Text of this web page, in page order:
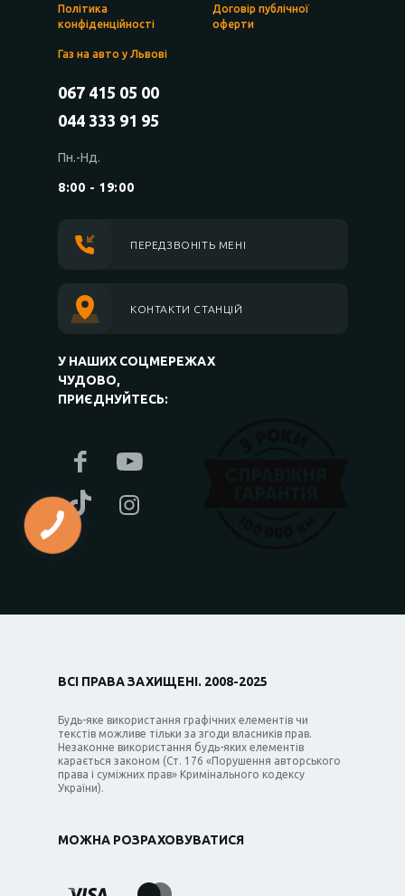
Політика
конфіденційності
Договір публічної
оферти
Газ на авто у Львові
067 415 05 00
044 333 91 95
Пн.-Нд.
8:00 - 19:00
ПЕРЕДЗВОНІТЬ МЕНІ
КОНТАКТИ СТАНЦІЙ
У НАШИХ СОЦМЕРЕЖАХ
ЧУДОВО,
ПРИЄДНУЙТЕСЬ:
ВСІ ПРАВА ЗАХИЩЕНІ. 2008-2025
Будь-яке використання графічних елементів чи
текстів можливе тільки за згоди власників прав.
Незаконне використання будь-яких елементів
карається законом (Ст. 176 «Порушення авторського
права і суміжних прав» Кримінального кодексу
України).
МОЖНА РОЗРАХОВУВАТИСЯ